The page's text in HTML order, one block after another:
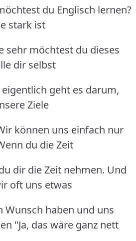
du Englisch lernen?
stark ist
sehr möchtest du dieses
dir selbst
geht es darum,
Ziele
können uns einfach nur
du die Zeit
dir die Zeit nehmen. Und
oft uns etwas
Wunsch haben und uns
"Ja, das wäre ganz nett